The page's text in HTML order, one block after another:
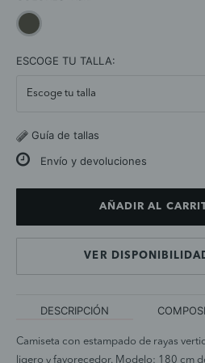
ESCOGE TU TALLA:
Guía de tallas
Envío y devoluciones
AÑADIR AL
VER
DESCRIPCIÓN
Camiseta con estampado de rayas
ligero y favorecedor. Modelo: 180 cm